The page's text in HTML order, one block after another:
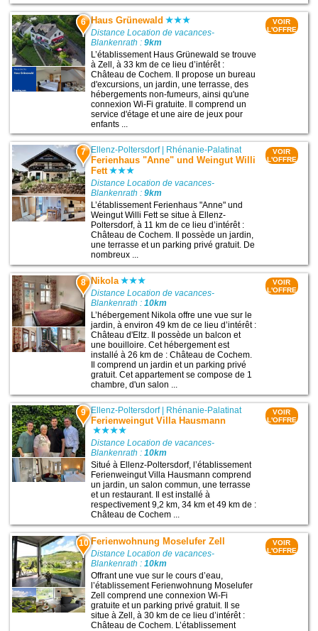
6 Haus Grünewald
Distance Location de vacances-
Blankenrath :9km
L’établissement Haus Grünewald se trouve
à Zell, à 33 km de ce lieu d’intérêt :
Château de Cochem. Il propose un bureau
d'excursions, un jardin, une terrasse, des
hébergements non-fumeurs, ainsi qu'une
connexion Wi-Fi gratuite. Il comprend un
service d'étage et une aire de jeux pour
enfants ...
VOIR
L'OFFRE
7 Ellenz-Poltersdorf| Rhénanie-Palatinat
Ferienhaus "Anne" und Weingut Willi
Fett
Distance Location de vacances-
Blankenrath :9km
L’établissement Ferienhaus "Anne" und
Weingut Willi Fett se situe à Ellenz-
Poltersdorf, à 11 km de ce lieu d’intérêt :
Château de Cochem. Il possède un jardin,
une terrasse et un parking privé gratuit. De
nombreux ...
VOIR
L'OFFRE
8 Nikola
Distance Location de vacances-
Blankenrath :10km
L’hébergement Nikola offre une vue sur le
jardin, à environ 49 km de ce lieu d’intérêt :
Château d'Eltz. Il possède un balcon et
une bouilloire. Cet hébergement est
installé à 26 km de : Château de Cochem.
Il comprend un jardin et un parking privé
gratuit. Cet appartement se compose de 1
chambre, d'un salon ...
VOIR
L'OFFRE
9 Ellenz-Poltersdorf| Rhénanie-Palatinat
Ferienweingut Villa Hausmann
Distance Location de vacances-
Blankenrath :10km
Situé à Ellenz-Poltersdorf, l’établissement
Ferienweingut Villa Hausmann comprend
un jardin, un salon commun, une terrasse
et un restaurant. Il est installé à
respectivement 9,2 km, 34 km et 49 km de :
Château de Cochem ...
VOIR
L'OFFRE
10 Ferienwohnung Moselufer Zell
Distance Location de vacances-
Blankenrath :10km
Offrant une vue sur le cours d’eau,
l’établissement Ferienwohnung Moselufer
Zell comprend une connexion Wi-Fi
gratuite et un parking privé gratuit. Il se
situe à Zell, à 30 km de ce lieu d’intérêt :
Château de Cochem. L’établissement
VOIR
L'OFFRE